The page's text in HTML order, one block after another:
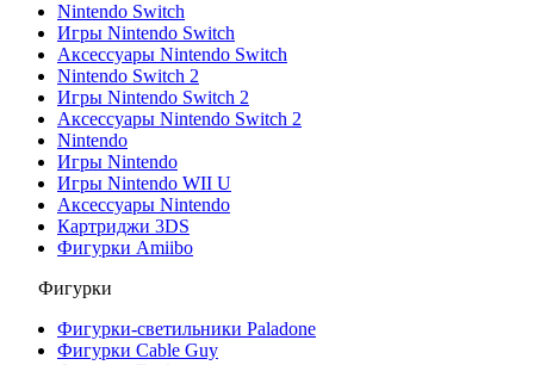
Nintendo Switch
Игры Nintendo Switch
Аксессуары Nintendo Switch
Nintendo Switch 2
Игры Nintendo Switch 2
Аксессуары Nintendo Switch 2
Nintendo
Игры Nintendo
Игры Nintendo WII U
Аксессуары Nintendo
Картриджи 3DS
Фигурки Amiibo
Фигурки
Фигурки-светильники Paladone
Фигурки Cable Guy